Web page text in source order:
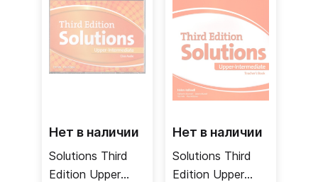
Нет в наличии
Solutions Third
Edition Upper
Нет в наличии
Solutions Third
Edition Upper